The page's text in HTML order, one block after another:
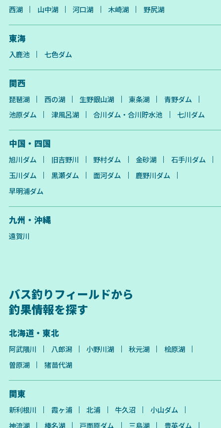
西湖 山中湖 河口湖 木崎湖 野尻湖
東海
入鹿池 七色ダム
関西
琵琶湖 西の湖 生野銀山湖 東条湖
青野ダム
池原ダム
津風呂湖 合川ダム・合川貯水池 七川ダム
中国・四国
旭川ダム 旧吉野川 野村ダム 金砂湖
石手川ダム
玉川ダム
黒瀬ダム 面河ダム
鹿野川ダム
早明浦ダム
九州・沖縄
遠賀川
バス釣りフィールドから
釣果情報を探す
北海道・東北
阿武隈川 八郎潟 小野川湖 秋元湖
桧原湖
曽原湖
猪苗代湖
関東
新利根川 霞ヶ浦 北浦 牛久沼
小山ダム
神流湖
榛名湖 戸面原ダム 三島湖 豊英ダム